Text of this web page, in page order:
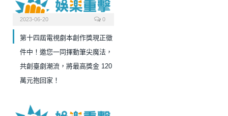
2023-06-20 0
第十四屆電視劇本創作獎現正徵
件中！邀您一同揮動筆尖魔法，
共創臺劇潮流，將最高獎金 120
萬元抱回家！